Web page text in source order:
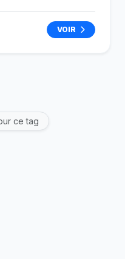
immobilière.
VOIR
ce tag